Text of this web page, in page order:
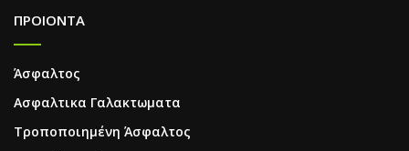
ΠΡΟΙΟΝΤΑ
Άσφαλτος
Ασφαλτικα Γαλακτωματα
Τροποποιημένη Άσφαλτος